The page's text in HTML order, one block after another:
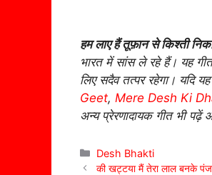
हम लाए हैं तूफ़ान से किश्ती
भारत में सांस ले रहे हैं। यह
लिए सदैव तत्पर रहेगा। यदि
Geet, Mere Desh Ki
अन्य प्रेरणादायक गीत भी
Categories
Desh Bhakti
की खट्टया मैं तेरा लाल बनके